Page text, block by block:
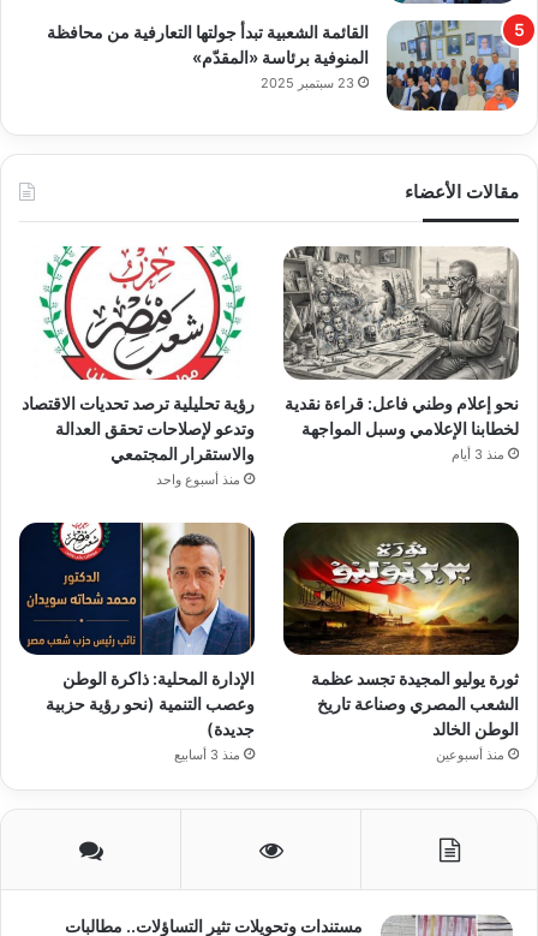
القائمة الشعبية تبدأ جولتها التعارفية من محافظة
المنوفية برئاسة «المقدّم»
23 سبتمبر 2025
مقالات الأعضاء
نحو إعلام وطني فاعل: قراءة نقدية
لخطابنا الإعلامي وسبل المواجهة
منذ 3 أيام
رؤية تحليلية ترصد تحديات الاقتصاد
وتدعو لإصلاحات تحقق العدالة
والاستقرار المجتمعي
منذ أسبوع واحد
ثورة يوليو المجيدة تجسد عظمة
الشعب المصري وصناعة تاريخ
الوطن الخالد
منذ أسبوعين
الإدارة المحلية: ذاكرة الوطن
وعصب التنمية (نحو رؤية حزبية
جديدة)
منذ 3 أسابيع
مستندات وتحويلات تثير التساؤلات.. مطالبات